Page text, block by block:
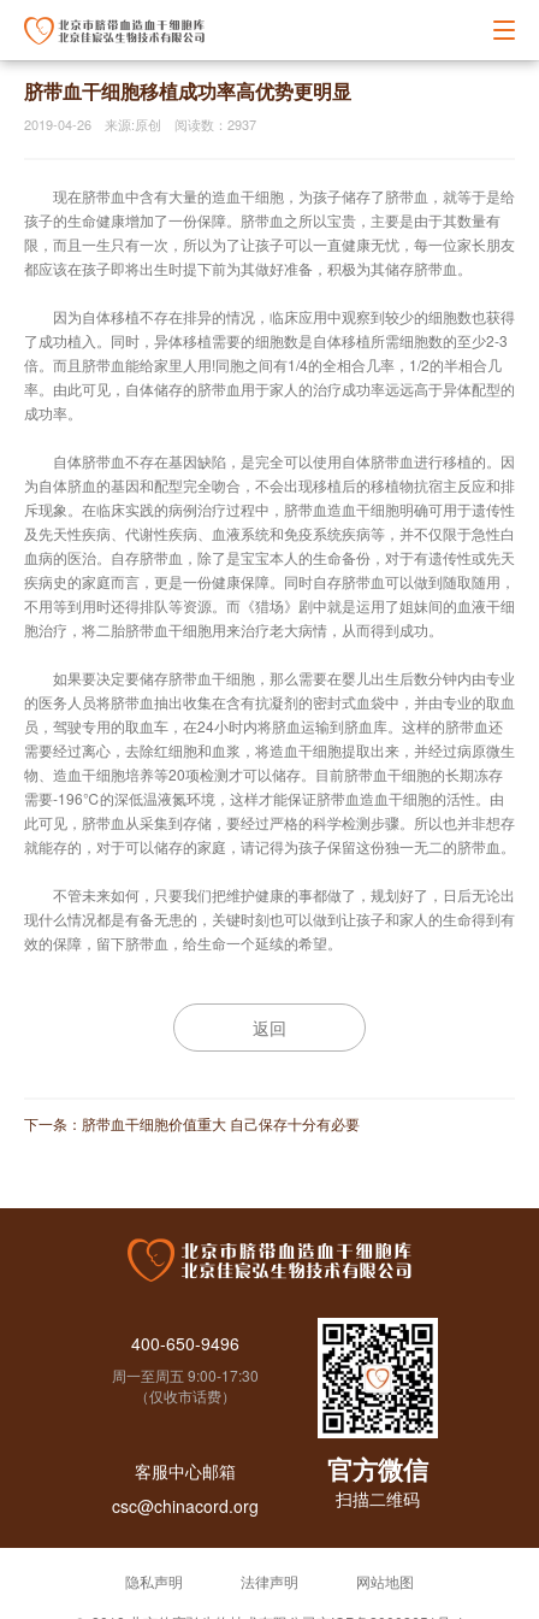
脐带血干细胞移植成功率高优势更明显
2019-04-26 来源:原创 阅读数：2937
现在脐带血中含有大量的造血干细胞，为孩子储存了脐带血，就等于是给
孩子的生命健康增加了一份保障。脐带血之所以宝贵，主要是由于其数量有
限，而且一生只有一次，所以为了让孩子可以一直健康无忧，每一位家长朋友
都应该在孩子即将出生时提下前为其做好准备，积极为其储存脐带血。
因为自体移植不存在排异的情况，临床应用中观察到较少的细胞数也获得
了成功植入。同时，异体移植需要的细胞数是自体移植所需细胞数的至少2-3
倍。而且脐带血能给家里人用!同胞之间有1/4的全相合几率，1/2的半相合几
率。由此可见，自体储存的脐带血用于家人的治疗成功率远远高于异体配型的
成功率。
自体脐带血不存在基因缺陷，是完全可以使用自体脐带血进行移植的。因
为自体脐血的基因和配型完全吻合，不会出现移植后的移植物抗宿主反应和排
斥现象。在临床实践的病例治疗过程中，脐带血造血干细胞明确可用于遗传性
及先天性疾病、代谢性疾病、血液系统和免疫系统疾病等，并不仅限于急性白
血病的医治。自存脐带血，除了是宝宝本人的生命备份，对于有遗传性或先天
疾病史的家庭而言，更是一份健康保障。同时自存脐带血可以做到随取随用，
不用等到用时还得排队等资源。而《猎场》剧中就是运用了姐妹间的血液干细
胞治疗，将二胎脐带血干细胞用来治疗老大病情，从而得到成功。
如果要决定要储存脐带血干细胞，那么需要在婴儿出生后数分钟内由专业
的医务人员将脐带血抽出收集在含有抗凝剂的密封式血袋中，并由专业的取血
员，驾驶专用的取血车，在24小时内将脐血运输到脐血库。这样的脐带血还
需要经过离心，去除红细胞和血浆，将造血干细胞提取出来，并经过病原微生
物、造血干细胞培养等20项检测才可以储存。目前脐带血干细胞的长期冻存
需要-196℃的深低温液氮环境，这样才能保证脐带血造血干细胞的活性。由
此可见，脐带血从采集到存储，要经过严格的科学检测步骤。所以也并非想存
就能存的，对于可以储存的家庭，请记得为孩子保留这份独一无二的脐带血。
不管未来如何，只要我们把维护健康的事都做了，规划好了，日后无论出
现什么情况都是有备无患的，关键时刻也可以做到让孩子和家人的生命得到有
效的保障，留下脐带血，给生命一个延续的希望。
返回
下一条： 脐带血干细胞价值重大 自己保存十分有必要
官方微信
扫描二维码
400-650-9496
周一至周五 9:00-17:30
（仅收市话费）
客服中心邮箱
csc@chinacord.org
隐私声明 法律声明
网站地图